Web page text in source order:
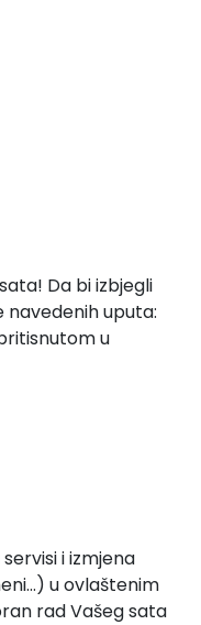
Da bi izbjegli
uputa:
u
i izmjena
u ovlaštenim
rad Vašeg sata